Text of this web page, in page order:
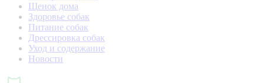
Щенок дома
Здоровье собак
Питание собак
Дрессировка собак
Уход и содержание
Новости